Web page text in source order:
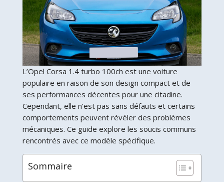
L’Opel Corsa 1.4 turbo 100ch est une voiture
populaire en raison de son design compact et de
ses performances décentes pour une citadine.
Cependant, elle n’est pas sans défauts et certains
comportements peuvent révéler des problèmes
mécaniques. Ce guide explore les soucis communs
rencontrés avec ce modèle spécifique.
Sommaire